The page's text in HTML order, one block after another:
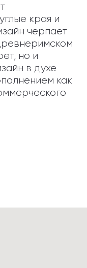
края и
черпает
но и
в духе
как